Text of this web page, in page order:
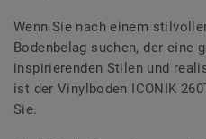
Wenn Sie nach einem
Bodenbelag suchen, der eine
inspirierenden Stilen und
ist der Vinylboden ICONIK
Sie.